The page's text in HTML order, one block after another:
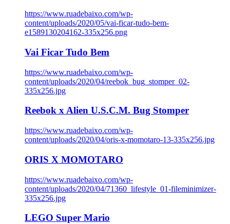
https://www.ruadebaixo.com/wp-
content/uploads/2020/05/vai-ficar-tudo-bem-
e1589130204162-335x256.png
Vai Ficar Tudo Bem
https://www.ruadebaixo.com/wp-
content/uploads/2020/04/reebok_bug_stomper_02-
335x256.jpg
Reebok x Alien U.S.C.M. Bug Stomper
https://www.ruadebaixo.com/wp-
content/uploads/2020/04/oris-x-momotaro-13-335x256.jpg
ORIS X MOMOTARO
https://www.ruadebaixo.com/wp-
content/uploads/2020/04/71360_lifestyle_01-fileminimizer-
335x256.jpg
LEGO Super Mario